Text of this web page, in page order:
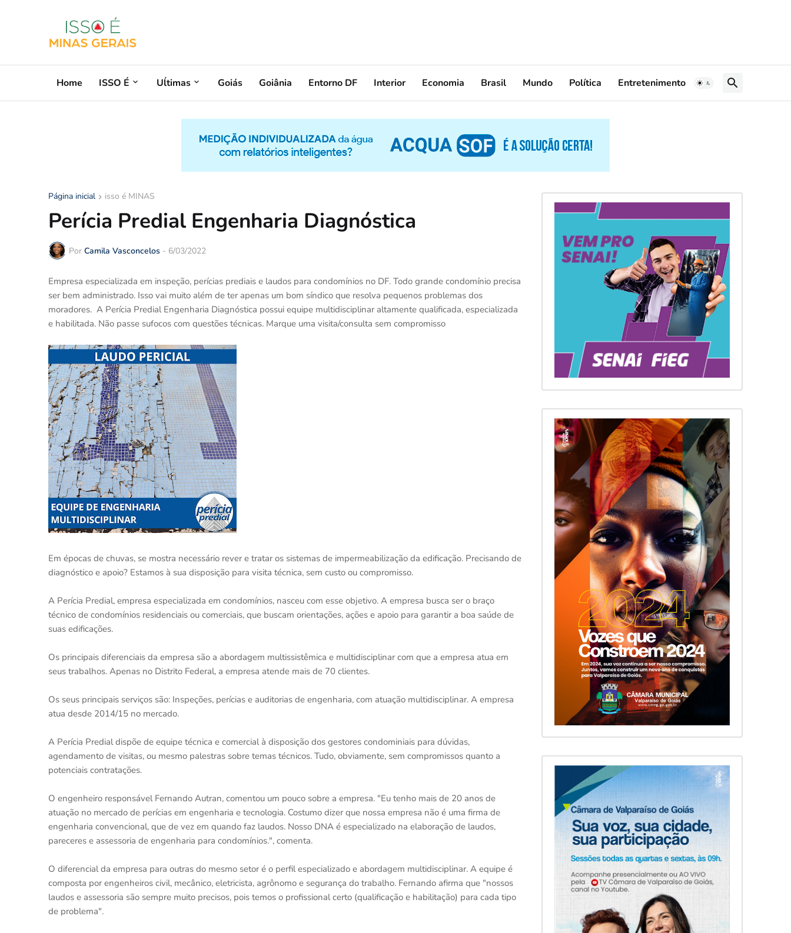
Home ISSO É Uĺtimas Goiás Goiânia Entorno DF Interior Economia Brasil Mundo Política Entretenimento
Página inicial isso é MINAS
Perícia Predial Engenharia Diagnóstica
Por Camila Vasconcelos - 6/03/2022
Empresa especializada em inspeção, perícias prediais e laudos para condomínios no DF. Todo grande condomínio precisa
ser bem administrado. Isso vai muito além de ter apenas um bom síndico que resolva pequenos problemas dos
moradores. A Perícia Predial Engenharia Diagnóstica possui equipe multidisciplinar altamente qualificada, especializada
e habilitada. Não passe sufocos com questões técnicas. Marque uma visita/consulta sem compromisso
Em épocas de chuvas, se mostra necessário rever e tratar os sistemas de impermeabilização da edificação. Precisando de
diagnóstico e apoio? Estamos à sua disposição para visita técnica, sem custo ou compromisso.
A Perícia Predial, empresa especializada em condomínios, nasceu com esse objetivo. A empresa busca ser o braço
técnico de condomínios residenciais ou comerciais, que buscam orientações, ações e apoio para garantir a boa saúde de
suas edificações.
Os principais diferenciais da empresa são a abordagem multissistêmica e multidisciplinar com que a empresa atua em
seus trabalhos. Apenas no Distrito Federal, a empresa atende mais de 70 clientes.
Os seus principais serviços são: Inspeções, perícias e auditorias de engenharia, com atuação multidisciplinar. A empresa
atua desde 2014/15 no mercado.
A Perícia Predial dispõe de equipe técnica e comercial à disposição dos gestores condominiais para dúvidas,
agendamento de visitas, ou mesmo palestras sobre temas técnicos. Tudo, obviamente, sem compromissos quanto a
potenciais contratações.
O engenheiro responsável Fernando Autran, comentou um pouco sobre a empresa. "Eu tenho mais de 20 anos de
atuação no mercado de perícias em engenharia e tecnologia. Costumo dizer que nossa empresa não é uma firma de
engenharia convencional, que de vez em quando faz laudos. Nosso DNA é especializado na elaboração de laudos,
pareceres e assessoria de engenharia para condomínios.", comenta.
O diferencial da empresa para outras do mesmo setor é o perfil especializado e abordagem multidisciplinar. A equipe é
composta por engenheiros civil, mecânico, eletricista, agrônomo e segurança do trabalho. Fernando afirma que "nossos
laudos e assessoria são sempre muito precisos, pois temos o profissional certo (qualificação e habilitação) para cada tipo
de problema".